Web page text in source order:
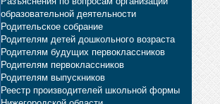
образовательной деятельности
Родительское собрание
Родителям детей дошкольного возраста
Родителям будущих первоклассников
Родителям первоклассников
Родителям выпускников
Реестр производителей школьной формы